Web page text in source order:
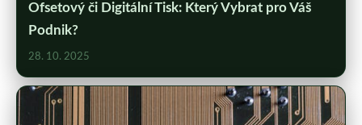
Ofsetový či Digitální Tisk: Který Vybrat pro Váš
Podnik?
28. 10. 2025